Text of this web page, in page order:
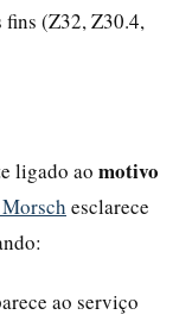
fins (Z32, Z30.4,
ligado ao motivo
esclarece
ao serviço